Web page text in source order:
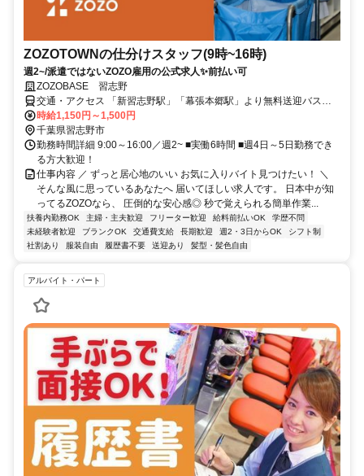
ZOZOTOWNの仕分けスタッフ(9時~16時)
週2~/派遣ではないZOZO雇用の公式求人✨️前払い可
ZOZOBASE 習志野
交通・アクセス 「新習志野駅」「幕張本郷駅」より無料送迎バス運
行中
時給1,150円～1,500円
千葉県習志野市
勤務時間詳細 9:00～16:00／週2~ ■実働6時間 ■週4日～5日勤務でき
る方大歓迎！
仕事内容 ／ ずっと居心地のいい お気に入りバイト見つけたい！ ＼
そんな風に思っているあなたへ 届いてほしい求人です。 日本中が知
ってるZOZOなら、 圧倒的な安心感◎ 秒で覚えられる簡単作業...
扶養内勤務OK 主婦・主夫歓迎 フリーター歓迎 給料前払いOK
学歴不問
未経験者歓迎
ブランクOK 交通費支給 長期歓迎 週2・3日からOK
シフト制
社割あり
服装自由 履歴書不要 送迎あり 髪型・髪色自由
アルバイト・パート